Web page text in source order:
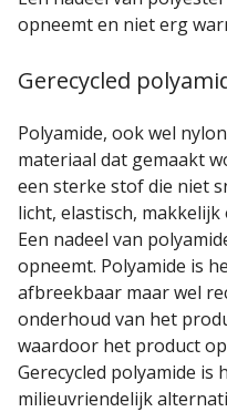
opneemt en niet erg
Gerecycled
Polyamide, ook wel
materiaal dat gemaakt
een sterke stof die niet
licht, elastisch,
Een nadeel van
opneemt. Polyamide is
afbreekbaar maar wel
onderhoud van het
waardoor het product
Gerecycled polyamide
milieuvriendelijk